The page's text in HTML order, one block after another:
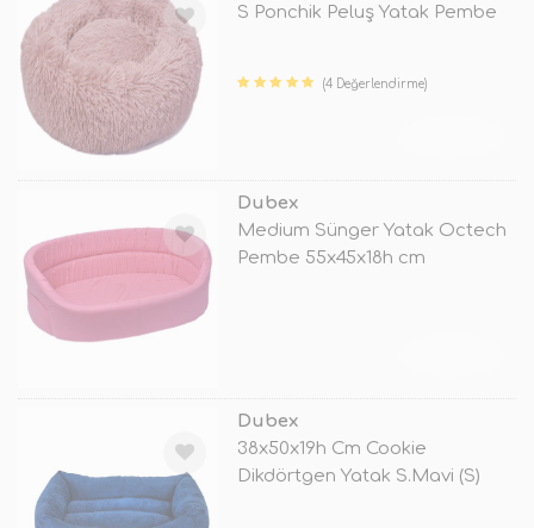
S Ponchik Peluş Yatak Pembe
(4 Değerlendirme)
Dubex
Medium Sünger Yatak Octech
Pembe 55x45x18h cm
Dubex
38x50x19h Cm Cookie
Dikdörtgen Yatak S.Mavi (S)